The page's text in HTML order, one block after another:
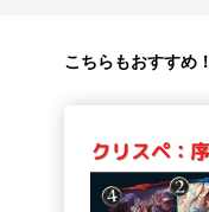
こちらもおすすめ！